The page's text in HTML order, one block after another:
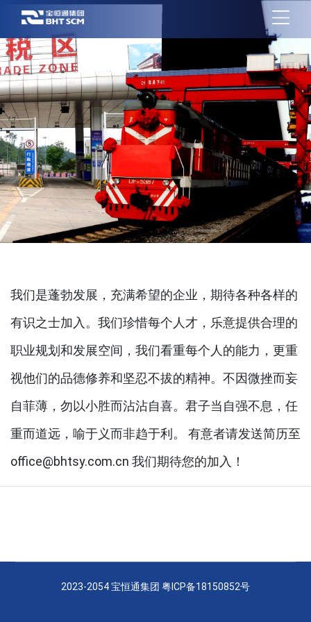
我们是蓬勃发展，充满希望的企业，期待各种各样的
有识之士加入。我们珍惜每个人才，乐意提供合理的
职业规划和发展空间，我们看重每个人的能力，更重
视他们的品德修养和坚忍不拔的精神。不因微挫而妄
自菲薄，勿以小胜而沾沾自喜。君子当自强不息，任
重而道远，喻于义而非趋于利。 有意者请发送简历至
office@bhtsy.com.cn 我们期待您的加入！
2023-2054 宝恒通集团 粤ICP备18150852号